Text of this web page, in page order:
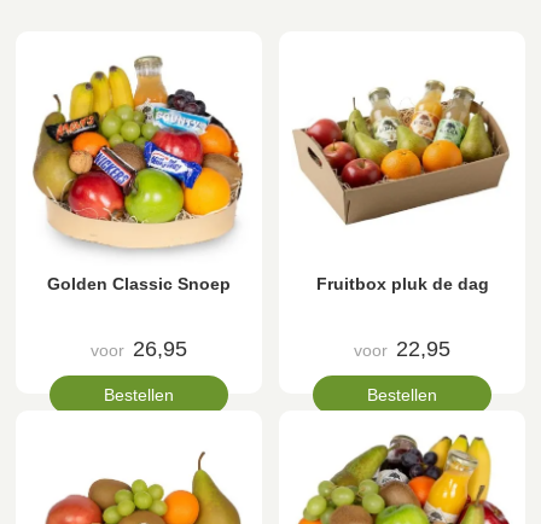
Golden Classic Snoep
voor 26,95
Bestellen
Fruitbox pluk de dag
voor 22,95
Bestellen